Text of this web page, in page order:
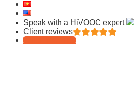
Speak with a HiVOOC expert
Client reviews
Tailor Your Trip